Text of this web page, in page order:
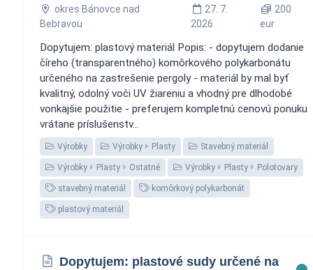
okres Bánovce nad
Bebravou
27. 7.
2026
200
eur
Dopytujem: plastový materiál Popis: - dopytujem dodanie
číreho (transparentného) komôrkového polykarbonátu
určeného na zastrešenie pergoly - materiál by mal byť
kvalitný, odolný voči UV žiareniu a vhodný pre dlhodobé
vonkajšie použitie - preferujem kompletnú cenovú ponuku
vrátane príslušenstv...
Výrobky Výrobky Plasty Stavebný materiál
Výrobky Plasty Ostatné Výrobky Plasty Polotovary
stavebný materiál komôrkový polykarbonát
plastový materiál
Dopytujem: plastové sudy určené na